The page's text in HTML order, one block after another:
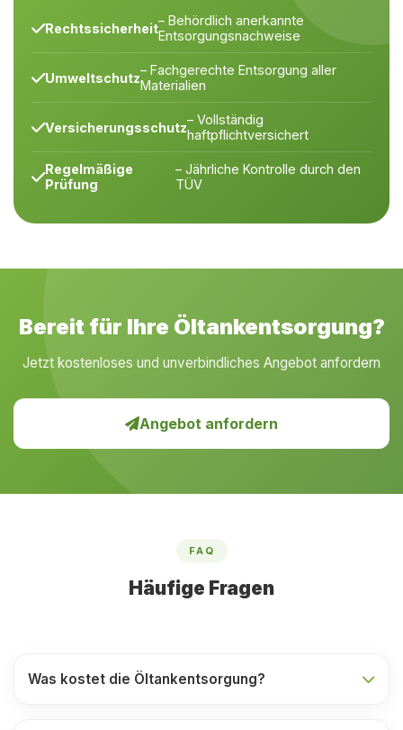
Rechtssicherheit– Behördlich anerkannte
Entsorgungsnachweise
Umweltschutz– Fachgerechte Entsorgung aller
Materialien
Versicherungsschutz– Vollständig
haftpflichtversichert
Regelmäßige
Prüfung
– Jährliche Kontrolle durch den
TÜV
Bereit für Ihre Öltankentsorgung?
Jetzt kostenloses und unverbindliches Angebot anfordern
Angebot anfordern
FAQ
Häufige Fragen
Was kostet die Öltankentsorgung?